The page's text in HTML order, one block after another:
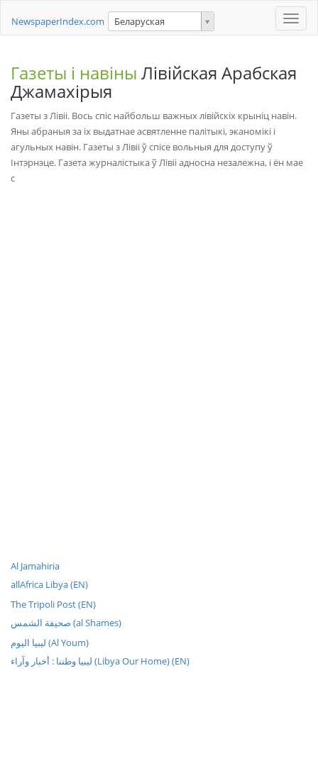
Toggle
NewspaperIndex.com Беларуская
Газеты і навіны Лівійская Арабская
Джамахірыя
Газеты з Лівіі. Вось спіс найбольш важных лівійскіх крыніц навін.
Яны абраныя за іх выдатнае асвятленне палітыкі, эканомікі і
агульных навін. Газеты з Лівіі ў спісе вольныя для доступу ў
Інтэрнэце. Газета журналістыка ў Лівіі адносна незалежна, і ён мае
с
Al Jamahiria
allAfrica Libya (EN)
The Tripoli Post (EN)
صحيفة الشمس (al Shames)
ليبيا اليوم (Al Youm)
ليبيا وطننا : أخبار وآراء (Libya Our Home) (EN)